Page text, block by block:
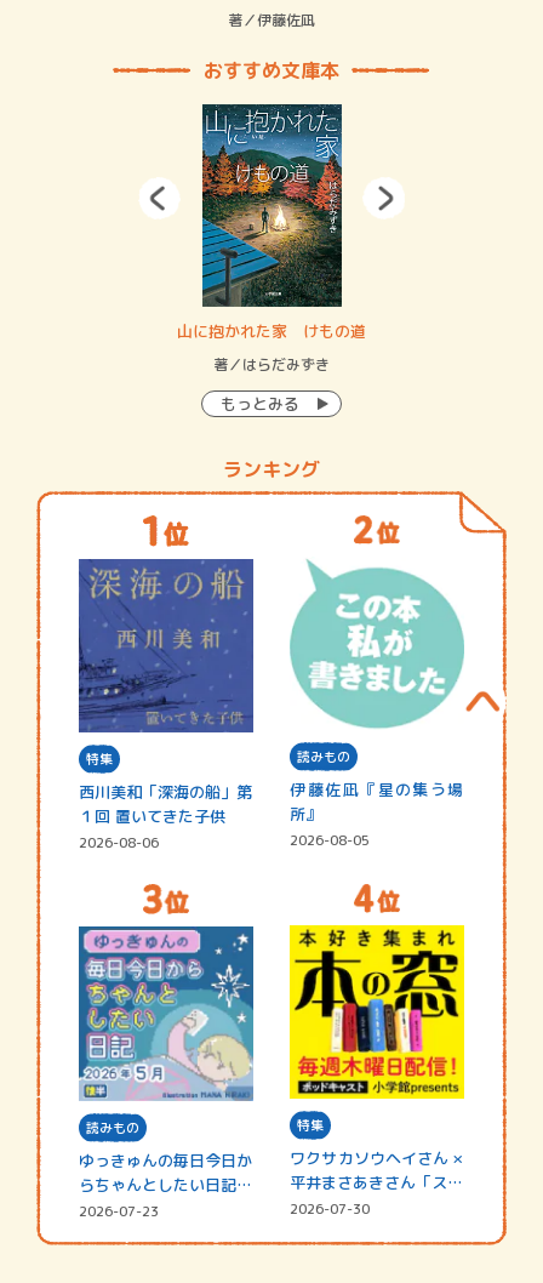
著／伊藤佐凪
おすすめ文庫本
山に抱かれた家 けもの道
著／はらだみずき
もっとみる
ランキング
特集
西川美和「深海の船」第
１回 置いてきた子供
2026-08-06
読みもの
伊藤佐凪『星の集う場
所』
2026-08-05
読みもの
ゆっきゅんの毎日今日か
らちゃんとしたい日記
☆202…
2026-07-23
特集
ワクサカソウヘイさん ×
平井まさあきさん「スペ
シャ…
2026-07-30